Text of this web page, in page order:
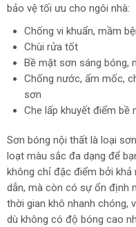
bảo vệ tối ưu cho ngôi nhà:
Chống vi khuẩn, mầm
Chùi rửa tốt
Bề mặt sơn sáng bóng,
Chống nước, ẩm mốc,
sơn
Che lấp khuyết điểm
Sơn bóng nội thất là loại
loạt màu sắc đa dạng để
không chỉ đặc điểm bởi
dẫn, mà còn có sự ổn định
thời gian khô nhanh chóng,
dù không có độ bóng cao